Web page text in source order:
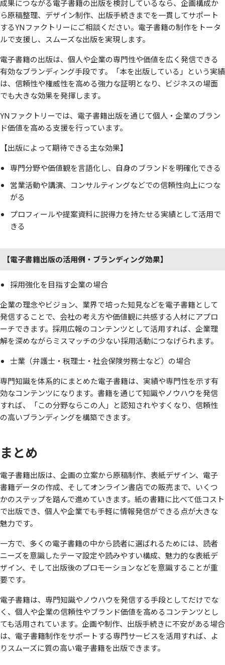
成果につながる電子書籍の出版を検討しているなら、企画構成か
ら原稿整理、デザイン制作、出版手続きまでを一貫してサポート
するYNファクトリーにご相談ください。電子書籍の制作をトータ
ルで支援し、スムーズな出版を実現します。
電子書籍の出版は、個人や企業の専門性や価値を広く発信できる
有効なブランディング手段です。「本を出版している」という実績
は、信頼性や権威性を高める強力な証明となり、ビジネスの場面
でも大きな効果を発揮します。
YNファクトリーでは、電子書籍出版を通じて個人・企業のブラン
ド価値を高める支援を行っています。
【出版によって期待できる主な効果】
専門分野や価値観を言語化し、自身のブランドを明確化できる
営業活動や講演、コンサルティングなどでの信頼性向上につな
がる
プロフィールや提案資料に説得力を持たせる実績として活用で
きる
【電子書籍出版の活用例・ブランディング効果】
採用強化を目指す企業の場合
企業の理念やビジョン、業界で培った知見などを電子書籍として
発信することで、会社の考え方や価値観に共感する人材にアプロ
ーチできます。採用広報のコンテンツとして活用すれば、企業理
解を深めながらミスマッチの少ない採用活動につなげられます。
士業（弁護士・税理士・社会保険労務士など）の場合
専門知識を体系的にまとめた電子書籍は、実績や専門性を示す有
効なコンテンツになります。書籍を通じて知識やノウハウを発信
すれば、「この分野ならこの人」と認知されやすくなり、信頼性
の高いブランディングを構築できます。
まとめ
電子書籍出版は、企画の立案から原稿制作、表紙デザイン、電子
書籍データの作成、そしてオンライン書店での販売まで、いくつ
かのステップを踏んで進めていきます。紙の書籍に比べて低コスト
で出版でき、個人や企業でも手軽に情報発信ができる点が大きな
魅力です。
一方で、多くの電子書籍の中から読者に選ばれるためには、読者
ニーズを意識したテーマ設定や読みやすい構成、魅力的な表紙デ
ザイン、そして出版後のプロモーションなどを意識することが重
要です。
電子書籍は、専門知識やノウハウを発信する手段としてだけでな
く、個人や企業の信頼性やブランド価値を高めるコンテンツとし
ても活用されています。企画や制作、出版手続きに不安がある場合
は、電子書籍制作をサポートする専門サービスを活用すれば、よ
りスムーズに質の高い電子書籍を出版できます。